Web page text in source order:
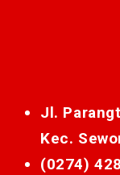
Jl.
Kec.
(0274)